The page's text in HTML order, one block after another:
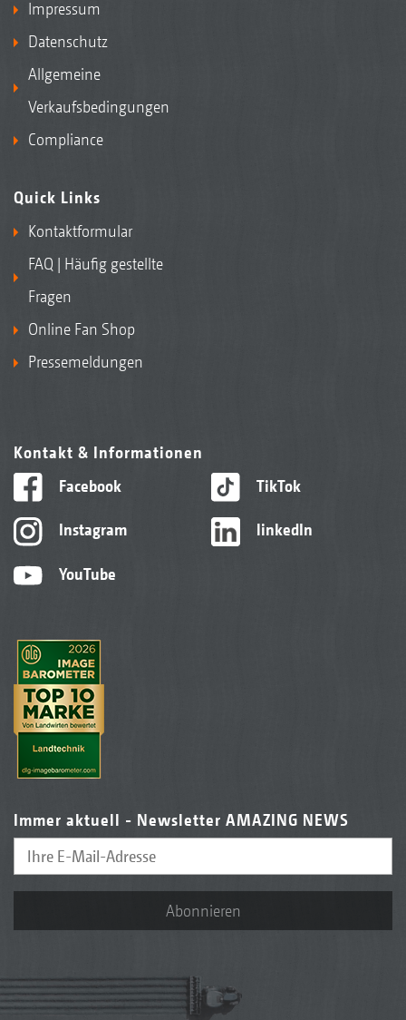
Impressum
Datenschutz
Allgemeine
Verkaufsbedingungen
Compliance
Quick Links
Kontaktformular
FAQ | Häufig gestellte
Fragen
Online Fan Shop
Pressemeldungen
Kontakt & Informationen
Facebook
Instagram
YouTube
TikTok
linkedIn
Immer aktuell - Newsletter AMAZING NEWS
Abonnieren